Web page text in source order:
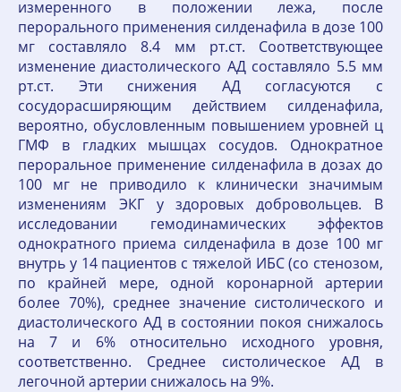
измеренного в положении лежа, после
перорального применения силденафила в дозе 100
мг составляло 8.4 мм рт.ст. Соответствующее
изменение диастолического АД составляло 5.5 мм
рт.ст. Эти снижения АД согласуются с
сосудорасширяющим действием силденафила,
вероятно, обусловленным повышением уровней ц
ГМФ в гладких мышцах сосудов. Однократное
пероральное применение силденафила в дозах до
100 мг не приводило к клинически значимым
изменениям ЭКГ у здоровых добровольцев. В
исследовании гемодинамических эффектов
однократного приема силденафила в дозе 100 мг
внутрь у 14 пациентов с тяжелой ИБС (со стенозом,
по крайней мере, одной коронарной артерии
более 70%), среднее значение систолического и
диастолического АД в состоянии покоя снижалось
на 7 и 6% относительно исходного уровня,
соответственно. Среднее систолическое АД в
легочной артерии снижалось на 9%.